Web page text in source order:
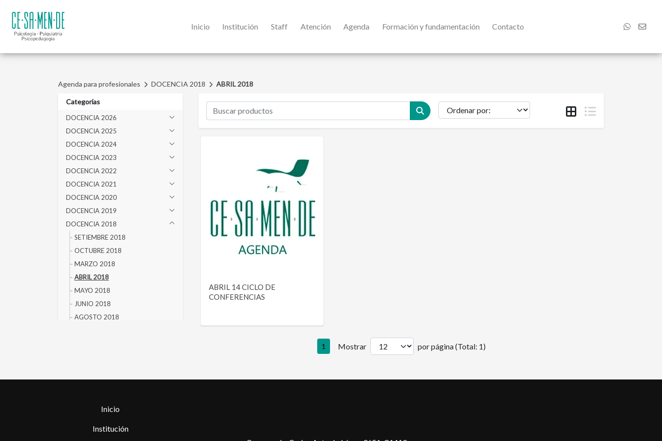
Inicio Institución Staff Atención Agenda Formación y fundamentación Contacto
Agenda para profesionales DOCENCIA 2018 ABRIL 2018
Categorías
DOCENCIA 2026
DOCENCIA 2025
DOCENCIA 2024
DOCENCIA 2023
DOCENCIA 2022
DOCENCIA 2021
DOCENCIA 2020
DOCENCIA 2019
DOCENCIA 2018
SETIEMBRE 2018
OCTUBRE 2018
MARZO 2018
ABRIL 2018
MAYO 2018
JUNIO 2018
AGOSTO 2018
DOCENCIA 2011
ABRIL 14 CICLO DE
CONFERENCIAS
1 Mostrar por página (Total: 1)
Inicio
Institución